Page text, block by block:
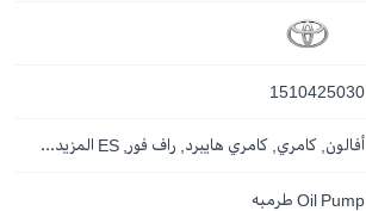
1510425030
أفالون, كامري, كامري هايبرد, راف فور, ES المزيد...
Oil Pump طرمبه